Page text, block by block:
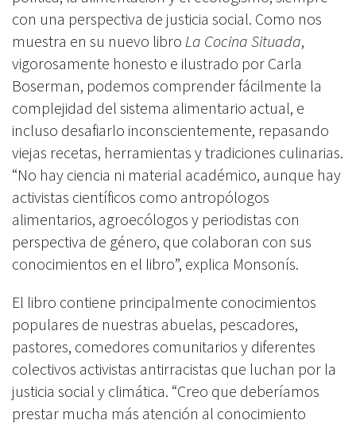
con una perspectiva de justicia social. Como nos
muestra en su nuevo libro La Cocina Situada,
vigorosamente honesto e ilustrado por Carla
Boserman, podemos comprender fácilmente la
complejidad del sistema alimentario actual, e
incluso desafiarlo inconscientemente, repasando
viejas recetas, herramientas y tradiciones culinarias.
“No hay ciencia ni material académico, aunque hay
activistas científicos como antropólogos
alimentarios, agroecólogos y periodistas con
perspectiva de género, que colaboran con sus
conocimientos en el libro”, explica Monsonís.
El libro contiene principalmente conocimientos
populares de nuestras abuelas, pescadores,
pastores, comedores comunitarios y diferentes
colectivos activistas antirracistas que luchan por la
justicia social y climática. “Creo que deberíamos
prestar mucha más atención al conocimiento